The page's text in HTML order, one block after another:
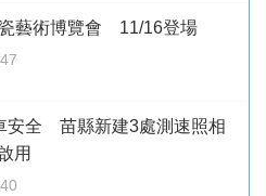
藝術博覽會 11/16登場
安全 苗縣新建3處測速照相
用